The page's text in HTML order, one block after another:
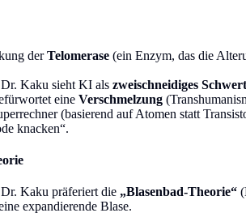
derTelomerase (ein Enzym, das die
Dr. Kaku sieht KI als zweischneidiges Schwert
eine Verschmelzung
(basierend auf Atomen statt
knacken“.
Dr. Kaku präferiert die „Blasenbad-Theorie“
expandierende Blase.